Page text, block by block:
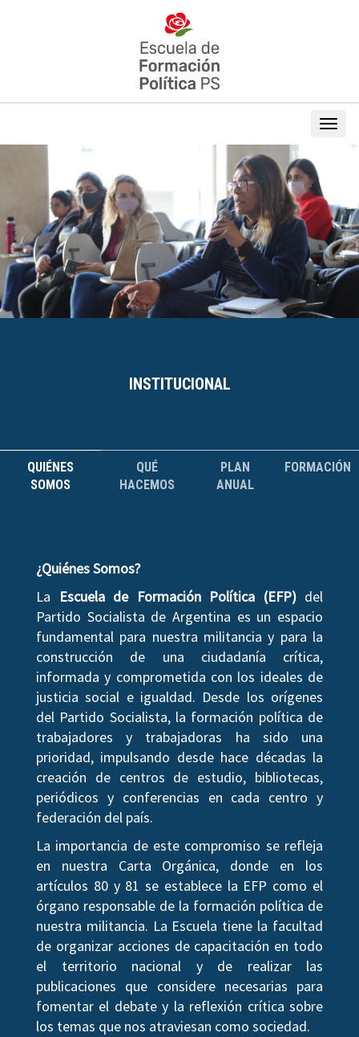
INSTITUCIONAL
QUIÉNES
SOMOS
QUÉ
HACEMOS
PLAN
ANUAL
FORMACIÓN
¿Quiénes Somos?
La
Escuela de Formación Política (EFP)del
Partido Socialista de Argentina es un espacio
fundamental para nuestra militancia y para la
construcción de una ciudadanía crítica,
informada y comprometida con los ideales de
justicia social e igualdad. Desde los orígenes
del Partido Socialista, la formación política de
trabajadores y trabajadoras ha sido una
prioridad, impulsando desde hace décadas la
creación de centros de estudio, bibliotecas,
periódicos y conferencias en cada centro y
federación del país.
La importancia de este compromiso se refleja
en nuestra Carta Orgánica, donde en los
artículos 80 y 81 se establece la EFP como el
órgano responsable de la formación política de
nuestra militancia. La Escuela tiene la facultad
de organizar acciones de capacitación en todo
el territorio nacional y de realizar las
publicaciones que considere necesarias para
fomentar el debate y la reflexión crítica sobre
los temas que nos atraviesan como sociedad.